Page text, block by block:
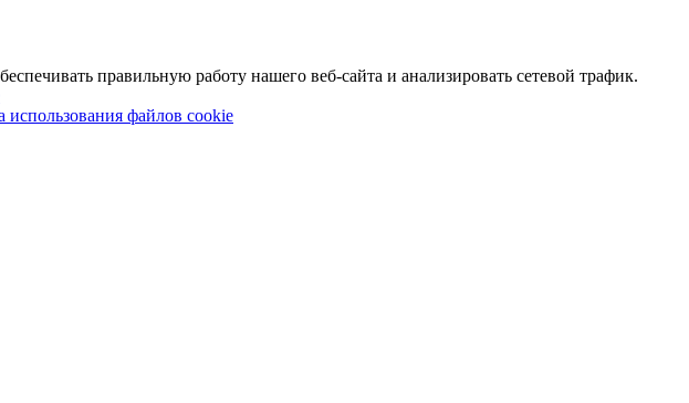
правильную работу нашего веб-сайта и анализировать сетевой трафик.
использования файлов cookie